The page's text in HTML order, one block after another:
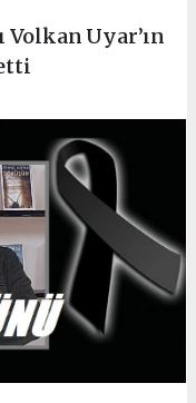
Volkan Uyar’ın